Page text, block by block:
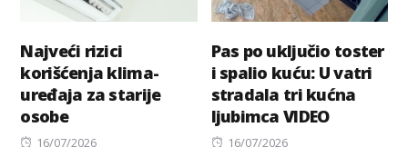
Najveći rizici
korišćenja klima-
uređaja za starije
osobe
Posted
16/07/2026
Pas po uključio toster
i spalio kuću: U vatri
stradala tri kućna
ljubimca VIDEO
Posted
16/07/2026